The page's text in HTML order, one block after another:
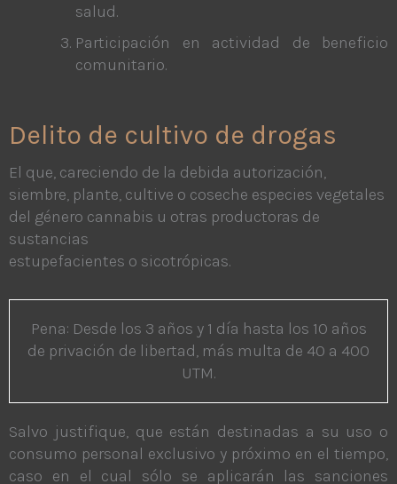
salud.
Participación en actividad de beneficio
comunitario.
Delito de cultivo de drogas
El que, careciendo de la debida autorización,
siembre, plante, cultive o coseche especies vegetales
del género cannabis u otras productoras de
sustancias
estupefacientes o sicotrópicas.
Pena: Desde los 3 años y 1 día hasta los 10 años
de privación de libertad, más multa de 40 a 400
UTM.
Salvo justifique, que están destinadas a su uso o
consumo personal exclusivo y próximo en el tiempo,
caso en el cual sólo se aplicarán las sanciones